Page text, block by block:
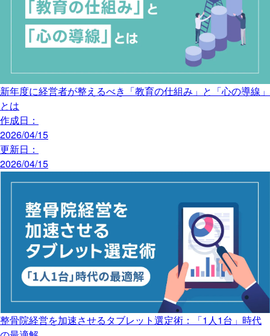
新年度に経営者が整えるべき「教育の仕組み」と「心の導線」
とは
作成日：
2026/04/15
更新日：
2026/04/15
整骨院経営を加速させるタブレット選定術：「1人1台」時代